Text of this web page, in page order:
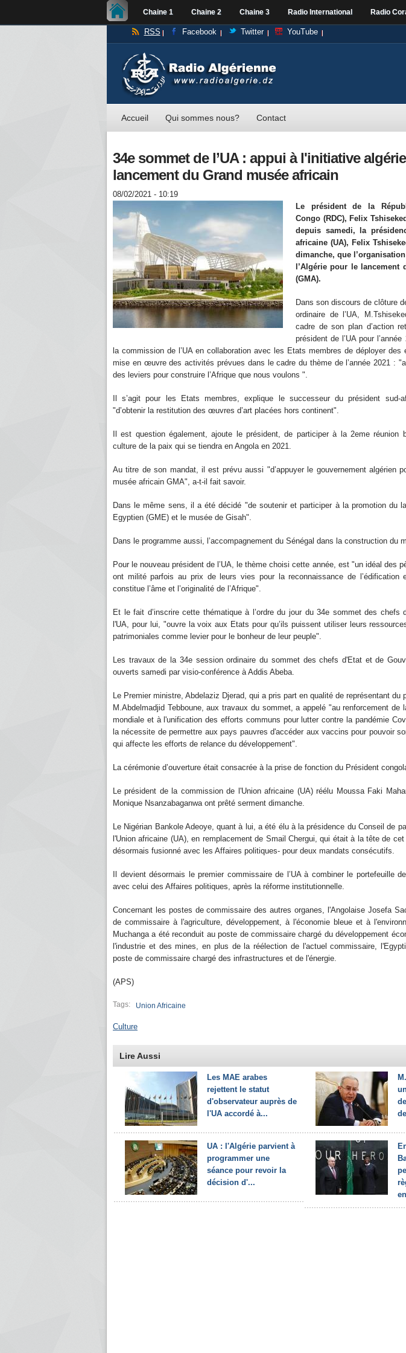
Chaine 1 Chaine 2 Chaine 3 Radio International Radio
RSS Facebook Twitter YouTube
Accueil Qui sommes nous? Contact
34e sommet de l’UA : appui à l'initiative
lancement du Grand musée africain
08/02/2021 - 10:19
Le président de la
Congo (RDC), Felix
depuis samedi, la
africaine (UA), Felix
dimanche, que
l’Algérie pour le lancement
(GMA).
Dans son discours de clôture
ordinaire de l’UA,
cadre de son plan d’action
président de l’UA pour
la commission de l’UA en collaboration avec les Etats membres de déployer
mise en œuvre des activités prévues dans le cadre du thème de l’année 2021 :
des leviers pour construire l’Afrique que nous voulons ".
Il s’agit pour les Etats membres, explique le successeur du président sud-
"d’obtenir la restitution des œuvres d’art placées hors continent".
Il est question également, ajoute le président, de participer à la 2eme réunion
culture de la paix qui se tiendra en Angola en 2021.
Au titre de son mandat, il est prévu aussi "d’appuyer le gouvernement algérien
musée africain GMA", a-t-il fait savoir.
Dans le même sens, il a été décidé "de soutenir et participer à la promotion du
Egyptien (GME) et le musée de Gisah".
Dans le programme aussi, l’accompagnement du Sénégal dans la construction du
Pour le nouveau président de l’UA, le thème choisi cette année, est "un idéal des
ont milité parfois au prix de leurs vies pour la reconnaissance de l’édification
constitue l’âme et l’originalité de l’Afrique".
Et le fait d’inscrire cette thématique à l’ordre du jour du 34e sommet des chefs
l'UA, pour lui, "ouvre la voix aux Etats pour qu’ils puissent utiliser leurs
patrimoniales comme levier pour le bonheur de leur peuple".
Les travaux de la 34e session ordinaire du sommet des chefs d'Etat et de
ouverts samedi par visio-conférence à Addis Abeba.
Le Premier ministre, Abdelaziz Djerad, qui a pris part en qualité de représentant du
M.Abdelmadjid Tebboune, aux travaux du sommet, a appelé "au renforcement de
mondiale et à l'unification des efforts communs pour lutter contre la pandémie
la nécessite de permettre aux pays pauvres d'accéder aux vaccins pour pouvoir
qui affecte les efforts de relance du développement".
La cérémonie d’ouverture était consacrée à la prise de fonction du Président
Le président de la commission de l'Union africaine (UA) réélu Moussa Faki
Monique Nsanzabaganwa ont prêté serment dimanche.
Le Nigérian Bankole Adeoye, quant à lui, a été élu à la présidence du Conseil de
l'Union africaine (UA), en remplacement de Smail Chergui, qui était à la tête de
désormais fusionné avec les Affaires politiques- pour deux mandats consécutifs.
Il devient désormais le premier commissaire de l’UA à combiner le portefeuille
avec celui des Affaires politiques, après la réforme institutionnelle.
Concernant les postes de commissaire des autres organes, l'Angolaise Josefa
de commissaire à l'agriculture, développement, à l'économie bleue et à
Muchanga a été reconduit au poste de commissaire chargé du développement
l'industrie et des mines, en plus de la réélection de l'actuel commissaire,
poste de commissaire chargé des infrastructures et de l'énergie.
(APS)
Tags: Union Africaine
Culture
Lire Aussi
Les MAE arabes
rejettent le statut
d'observateur auprès de
l'UA accordé à...
UA : l'Algérie parvient à
programmer une
séance pour revoir la
décision d'...